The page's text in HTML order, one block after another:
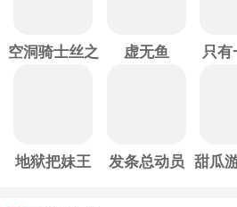
空洞骑士丝之
虚无鱼 只有
地狱把妹王 发条总动员
甜瓜